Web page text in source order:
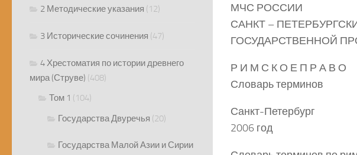
МЧС РОССИИ
САНКТ –
ГОСУДАРСТВЕННОЙ
Р И М С К О Е П Р А В О
Словарь терминов
Санкт-Петербург
2006 год
2 Методические указания (12)
3 Исторические сочинения (47)
4 Хрестоматия по истории древнего
мира (Струве) (408)
Том 1 (104)
Государства Двуречья (20)
Государства Малой Азии и Сирии